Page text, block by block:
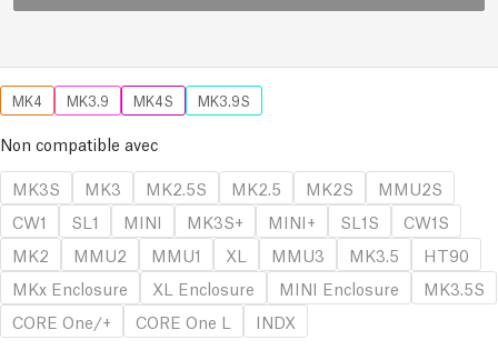
MK4 MK3.9 MK4S MK3.9S
Non compatible avec
MK3S
MK3 MK2.5S MK2.5 MK2S
MMU2S
CW1
SL1 MINI MK3S+ MINI+ SL1S
CW1S
MK2
MMU2 MMU1 XL MMU3 MK3.5
HT90
MKx Enclosure
XL Enclosure MINI Enclosure
MK3.5S
CORE One/+
CORE One L INDX